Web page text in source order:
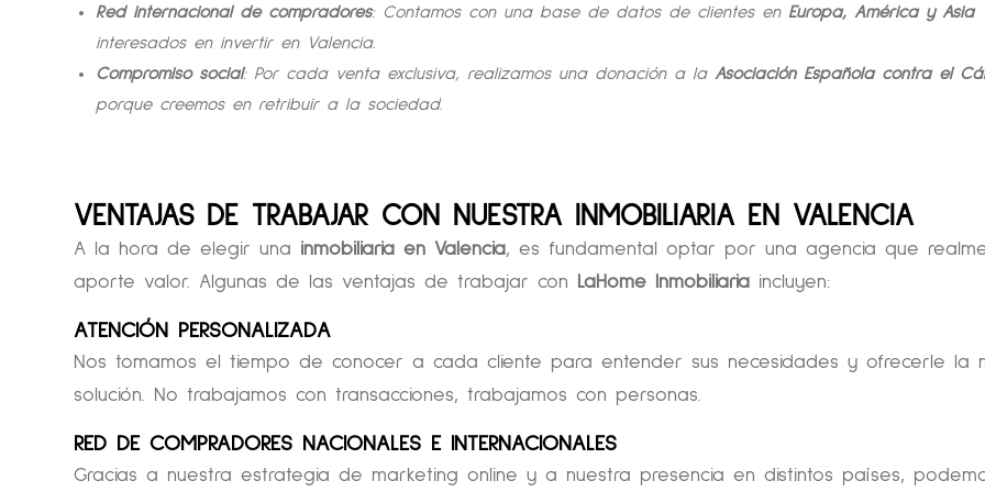
Red internacional de compradores: Contamos con una base de datos de clientes en Europa, América y Asia
interesados en invertir en Valencia.
Compromiso social: Por cada venta exclusiva, realizamos una donación a la Asociación Española contra el
porque creemos en retribuir a la sociedad.
VENTAJAS DE TRABAJAR CON NUESTRA INMOBILIARIA EN VALENCIA
A la hora de elegir una inmobiliaria en Valencia, es fundamental optar por una agencia que
aporte valor. Algunas de las ventajas de trabajar con
LaHome Inmobiliaria incluyen:
ATENCIÓN PERSONALIZADA
Nos tomamos el tiempo de conocer a cada cliente para entender sus necesidades y ofrecerle la
solución. No trabajamos con transacciones, trabajamos con personas.
RED DE COMPRADORES NACIONALES E INTERNACIONALES
Gracias a nuestra estrategia de marketing online y a nuestra presencia en distintos países,